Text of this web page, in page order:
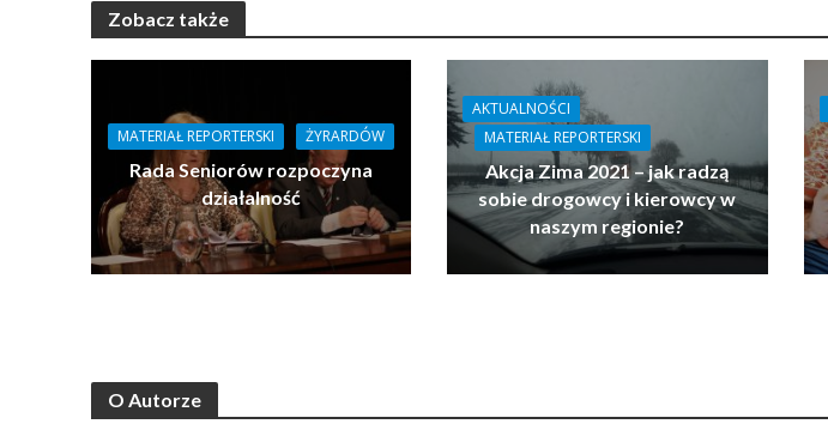
Zobacz także
MATERIAŁ REPORTERSKI ŻYRARDÓW
Rada Seniorów rozpoczyna
działalność
AKTUALNOŚCI
MATERIAŁ REPORTERSKI
Akcja Zima 2021 – jak radzą
sobie drogowcy i kierowcy w
naszym regionie?
O Autorze